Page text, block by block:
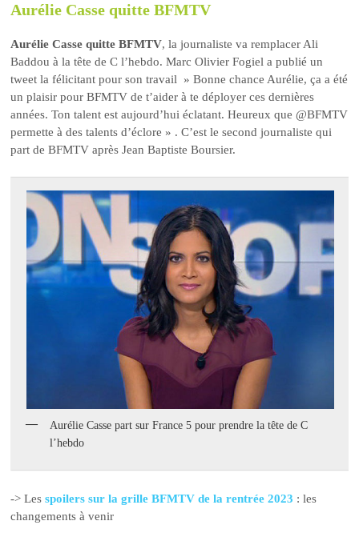
Aurélie Casse quitte BFMTV
Aurélie Casse quitte BFMTV, la journaliste va remplacer Ali
Baddou à la tête de C l’hebdo. Marc Olivier Fogiel a publié un
tweet la félicitant pour son travail » Bonne chance Aurélie, ça a été
un plaisir pour BFMTV de t’aider à te déployer ces dernières
années. Ton talent est aujourd’hui éclatant. Heureux que @BFMTV
permette à des talents d’éclore » . C’est le second journaliste qui
part de BFMTV après Jean Baptiste Boursier.
Aurélie Casse part sur France 5 pour prendre la tête de C
l’hebdo
-> Lesspoilers sur la grille BFMTV de la rentrée 2023 : les
changements à venir